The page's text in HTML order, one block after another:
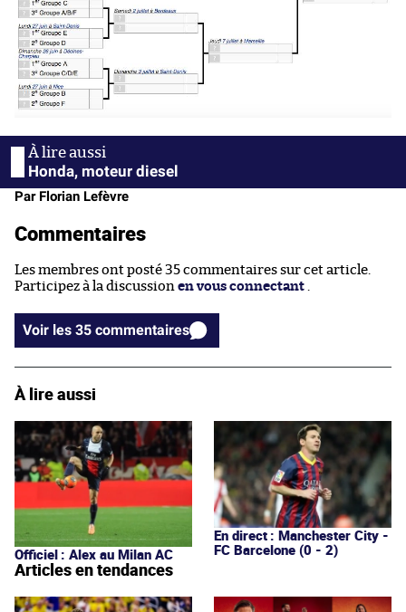
Honda, moteur diesel
Par Florian Lefèvre
Commentaires
Les membres ont posté 35 commentaires sur cet article.
Participez à la discussion en vous connectant .
Voir les 35 commentaires
À lire aussi
Officiel : Alex au Milan AC
En direct : Manchester City -
FC Barcelone (0 - 2)
Articles en tendances